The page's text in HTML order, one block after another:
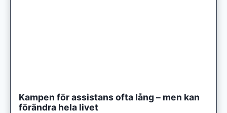
Kampen för assistans ofta lång – men kan
förändra hela livet